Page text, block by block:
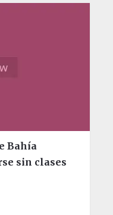
Bahía
sin clases